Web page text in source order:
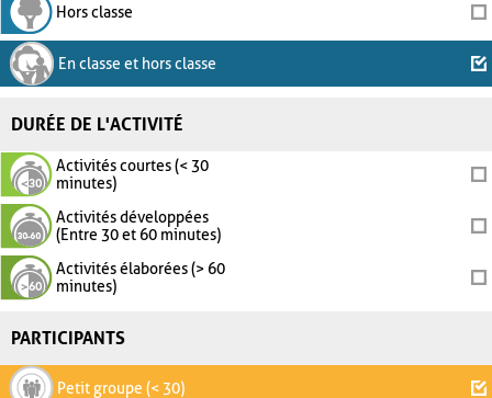
Hors classe
En classe et hors classe
DURÉE DE L'ACTIVITÉ
Activités courtes (< 30
minutes)
Activités développées
(Entre 30 et 60 minutes)
Activités élaborées (> 60
minutes)
PARTICIPANTS
Petit groupe (< 30)